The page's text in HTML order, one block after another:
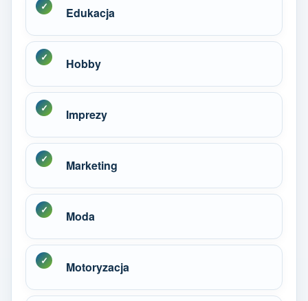
Edukacja
Hobby
Imprezy
Marketing
Moda
Motoryzacja